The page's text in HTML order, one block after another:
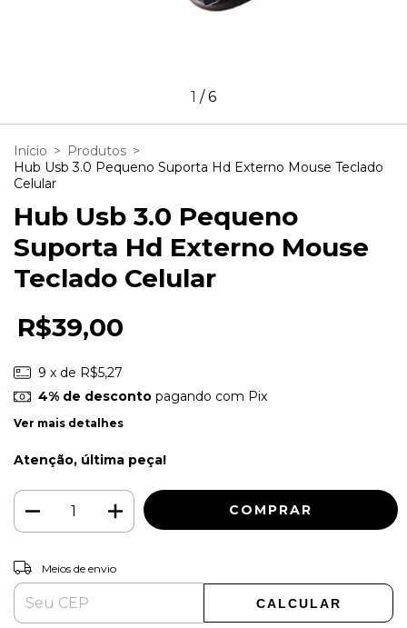
1 /6
Início > Produtos >
Hub Usb 3.0 Pequeno Suporta Hd Externo Mouse Teclado
Celular
Hub Usb 3.0 Pequeno
Suporta Hd Externo Mouse
Teclado Celular
R$39,00
9 x de R$5,27
4% de descontopagando com Pix
Ver mais detalhes
Atenção, última peça!
Entregas para o CEP:
Meios de envio
CALCULAR